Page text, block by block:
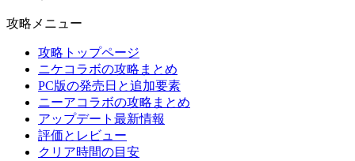
攻略メニュー
攻略トップページ
ニケコラボの攻略まとめ
PC版の発売日と追加要素
ニーアコラボの攻略まとめ
アップデート最新情報
評価とレビュー
クリア時間の目安